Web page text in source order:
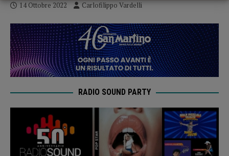
14 Ottobre 2022 Carlofilippo Vardelli
RADIO SOUND PARTY